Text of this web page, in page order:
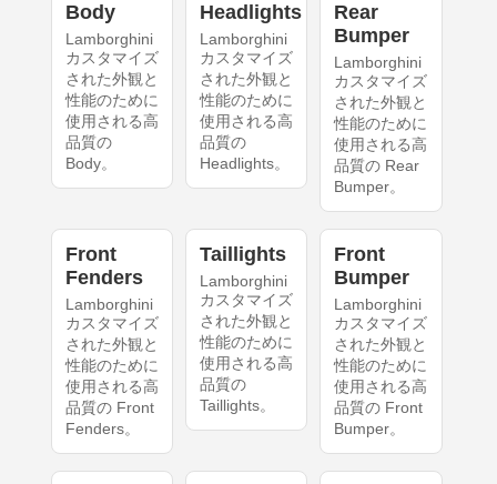
Body
Lamborghini
カスタマイズ
された外観と
性能のために
使用される高
品質の
Body。
Headlights
Lamborghini
カスタマイズ
された外観と
性能のために
使用される高
品質の
Headlights。
Rear
Bumper
Lamborghini
カスタマイズ
された外観と
性能のために
使用される高
品質の Rear
Bumper。
Front
Fenders
Lamborghini
カスタマイズ
された外観と
性能のために
使用される高
品質の Front
Fenders。
Taillights
Lamborghini
カスタマイズ
された外観と
性能のために
使用される高
品質の
Taillights。
Front
Bumper
Lamborghini
カスタマイズ
された外観と
性能のために
使用される高
品質の Front
Bumper。